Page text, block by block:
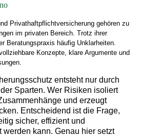
Privathaftpflichtversicherung gehören zu
im privaten Bereich. Trotz ihrer
Beratungspraxis häufig Unklarheiten.
Konzepte, klare Argumente und
entsteht nur durch
Sparten. Wer Risiken isoliert
und erzeugt
Entscheidend ist die Frage,
sicher, effizient und
werden kann. Genau hier setzt